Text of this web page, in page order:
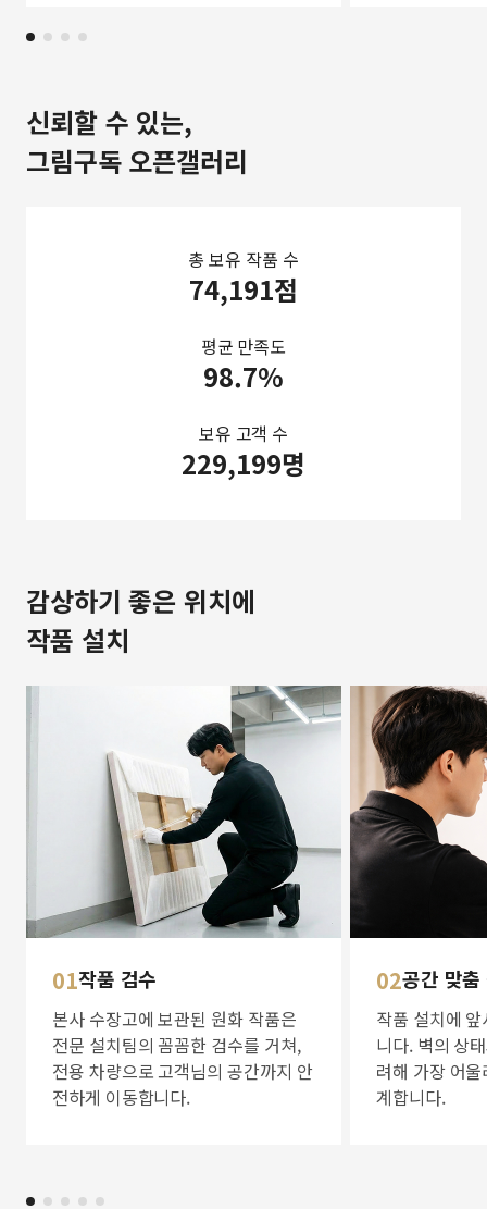
신뢰할 수 있는,
그림구독 오픈갤러리
총 보유 작품 수
74,191점
평균 만족도
98.7%
보유 고객 수
229,199명
감상하기 좋은 위치에
작품 설치
01작품 검수
본사 수장고에 보관된 원화 작품은
전문 설치팀의 꼼꼼한 검수를 거쳐,
전용 차량으로 고객님의 공간까지 안
전하게 이동합니다.
02공간 맞
작품 설치에
니다. 벽의 상
려해 가장 어
계합니다.